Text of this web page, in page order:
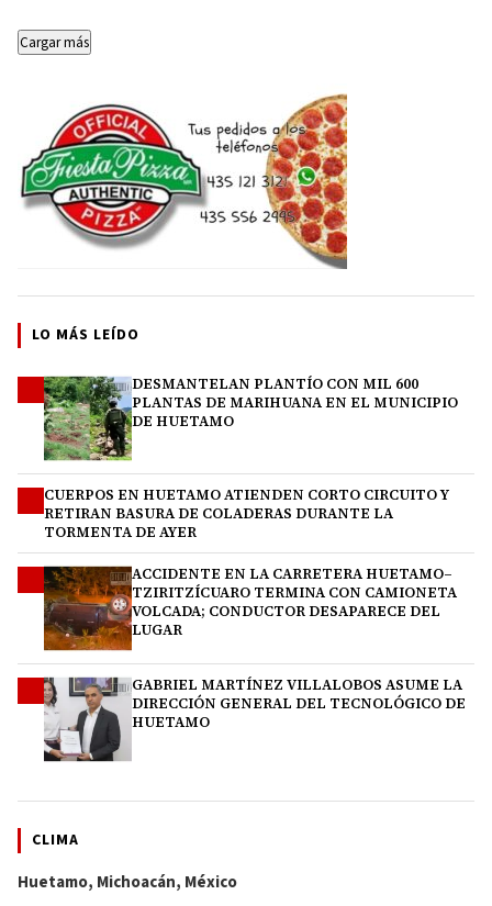
Cargar más
LO MÁS LEÍDO
DESMANTELAN PLANTÍO CON MIL 600
PLANTAS DE MARIHUANA EN EL MUNICIPIO
DE HUETAMO
CUERPOS EN HUETAMO ATIENDEN CORTO CIRCUITO Y
RETIRAN BASURA DE COLADERAS DURANTE LA
TORMENTA DE AYER
ACCIDENTE EN LA CARRETERA HUETAMO–
TZIRITZÍCUARO TERMINA CON CAMIONETA
VOLCADA; CONDUCTOR DESAPARECE DEL
LUGAR
GABRIEL MARTÍNEZ VILLALOBOS ASUME LA
DIRECCIÓN GENERAL DEL TECNOLÓGICO DE
HUETAMO
CLIMA
Huetamo, Michoacán, México